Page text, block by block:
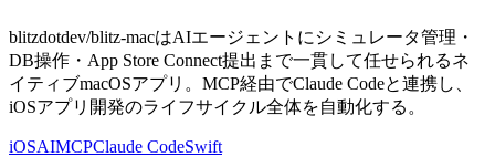
blitzdotdev/blitz-macはAIエージェントにシミュレータ管理・
DB操作・App Store Connect提出まで一貫して任せられるネ
イティブmacOSアプリ。MCP経由でClaude Codeと連携し、
iOSアプリ開発のライフサイクル全体を自動化する。
iOSAIMCPClaude CodeSwift